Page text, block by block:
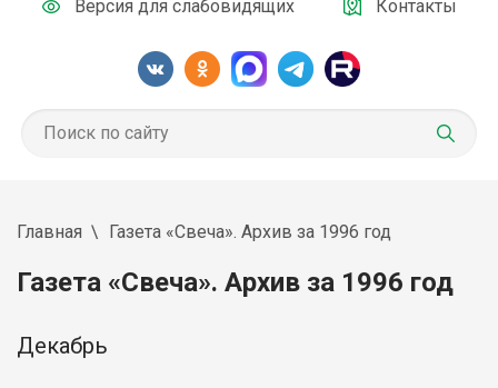
Версия для слабовидящих Контакты
Главная Газета «Свеча». Архив за 1996 год
Газета «Свеча». Архив за 1996 год
Декабрь